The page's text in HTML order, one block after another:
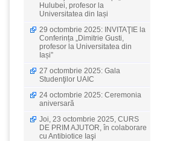
Hulubei, profesor la
Universitatea din Iași
29 octombrie 2025: INVITAŢIE la
Conferința „Dimitrie Gusti,
profesor la Universitatea din
Iași”
27 octombrie 2025: Gala
Studenţilor UAIC
24 octombrie 2025: Ceremonia
aniversară
Joi, 23 octombrie 2025, CURS
DE PRIM AJUTOR, în colaborare
cu Antibiotice Iaşi